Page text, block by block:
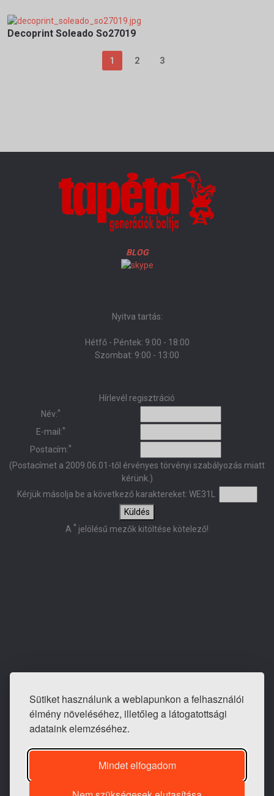
Sütiket használunk a weblapunkon a felhasználói
élmény növeléséhez, illetőleg a látogatottsági
adataink elemzéséhez.
Mindet elfogadom
Decoprint Soleado So27019
1 2 3
BLOG
Nyitva tartás:
Hétfő - Péntek: 9:00 - 18:00
Szombat: 9:00 - 13:00
Hírlevél regisztráció
Név:*
E-mail:*
Postacím:*
(Postacímet a 2009.06.01-től érvényes törvényi szabályozás miatt
kérünk.)
Kérjük másolja be a következő karaktereket: WE31L
Küldés
A * jelölésű mezők kitöltése kötelező!
E-mail: info@tapeta-bolt.hu
Mobil:+36 20 421 0810
Telefon / fax: